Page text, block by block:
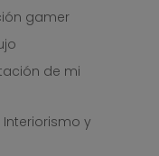
gamer
de mi
y